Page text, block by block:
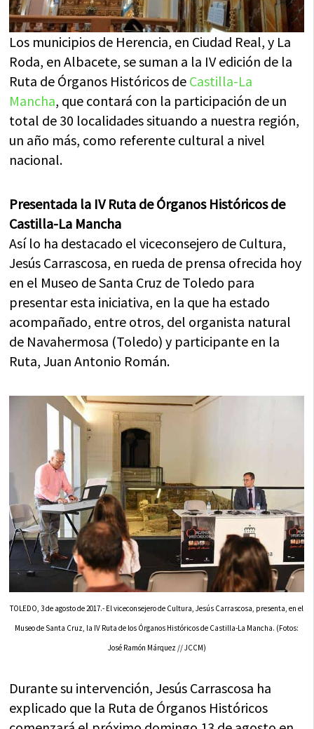
Los municipios de Herencia, en Ciudad Real, y La
Roda, en Albacete, se suman a la IV edición de la
Ruta de Órganos Históricos de Castilla-La
Mancha, que contará con la participación de un
total de 30 localidades situando a nuestra región,
un año más, como referente cultural a nivel
nacional.
Presentada la IV Ruta de Órganos Históricos de
Castilla-La Mancha
Así lo ha destacado el viceconsejero de Cultura,
Jesús Carrascosa, en rueda de prensa ofrecida hoy
en el Museo de Santa Cruz de Toledo para
presentar esta iniciativa, en la que ha estado
acompañado, entre otros, del organista natural
de Navahermosa (Toledo) y participante en la
Ruta, Juan Antonio Román.
TOLEDO, 3 de agosto de 2017.- El viceconsejero de Cultura, Jesús Carrascosa, presenta, en el
Museo de Santa Cruz, la IV Ruta de los Órganos Históricos de Castilla-La Mancha. (Fotos:
José Ramón Márquez // JCCM)
Durante su intervención, Jesús Carrascosa ha
explicado que la Ruta de Órganos Históricos